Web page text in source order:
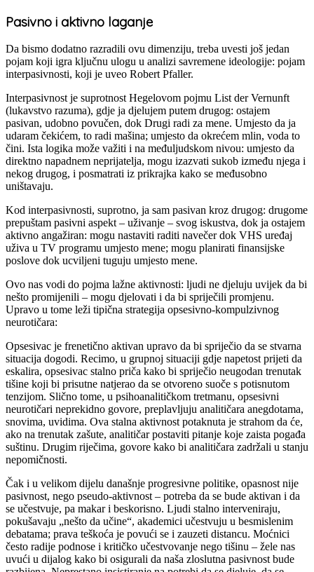
Pasivno i aktivno laganje
Da bismo dodatno razradili ovu dimenziju, treba uvesti još jedan
pojam koji igra ključnu ulogu u analizi savremene ideologije: pojam
interpasivnosti, koji je uveo Robert Pfaller.
Interpasivnost je suprotnost Hegelovom pojmu List der Vernunft
(lukavstvo razuma), gdje ja djelujem putem drugog: ostajem
pasivan, udobno povučen, dok Drugi radi za mene. Umjesto da ja
udaram čekićem, to radi mašina; umjesto da okrećem mlin, voda to
čini. Ista logika može važiti i na međuljudskom nivou: umjesto da
direktno napadnem neprijatelja, mogu izazvati sukob između njega i
nekog drugog, i posmatrati iz prikrajka kako se međusobno
uništavaju.
Kod interpasivnosti, suprotno, ja sam pasivan kroz drugog: drugome
prepuštam pasivni aspekt – uživanje – svog iskustva, dok ja ostajem
aktivno angažiran: mogu nastaviti raditi navečer dok VHS uređaj
uživa u TV programu umjesto mene; mogu planirati finansijske
poslove dok ucviljeni tuguju umjesto mene.
Ovo nas vodi do pojma lažne aktivnosti: ljudi ne djeluju uvijek da bi
nešto promijenili – mogu djelovati i da bi spriječili promjenu.
Upravo u tome leži tipična strategija opsesivno-kompulzivnog
neurotičara:
Opsesivac je frenetično aktivan upravo da bi spriječio da se stvarna
situacija dogodi. Recimo, u grupnoj situaciji gdje napetost prijeti da
eskalira, opsesivac stalno priča kako bi spriječio neugodan trenutak
tišine koji bi prisutne natjerao da se otvoreno suoče s potisnutom
tenzijom. Slično tome, u psihoanalitičkom tretmanu, opsesivni
neurotičari neprekidno govore, preplavljuju analitičara anegdotama,
snovima, uvidima. Ova stalna aktivnost potaknuta je strahom da će,
ako na trenutak zašute, analitičar postaviti pitanje koje zaista pogađa
suštinu. Drugim riječima, govore kako bi analitičara zadržali u stanju
nepomičnosti.
Čak i u velikom dijelu današnje progresivne politike, opasnost nije
pasivnost, nego pseudo-aktivnost – potreba da se bude aktivan i da
se učestvuje, pa makar i beskorisno. Ljudi stalno interveniraju,
pokušavaju „nešto da učine“, akademici učestvuju u besmislenim
debatama; prava teškoća je povući se i zauzeti distancu. Moćnici
često radije podnose i kritičko učestvovanje nego tišinu – žele nas
uvući u dijalog kako bi osigurali da naša zloslutna pasivnost bude